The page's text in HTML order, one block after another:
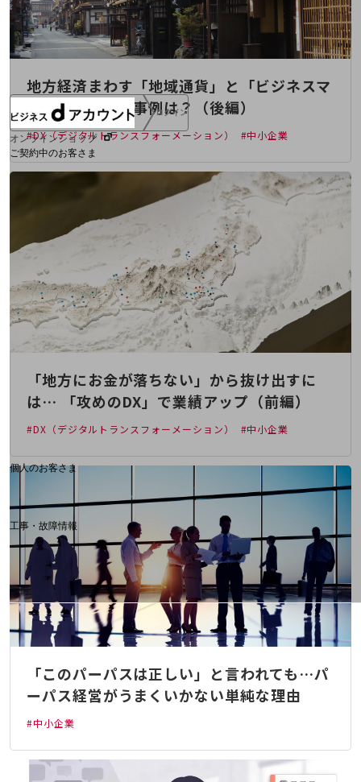
広告
協賛
NTTドコモグループ
ログイン
オンラインショップ
ご契約中のお客さま
ご契約中サービスの一元管理
Web明細(ビリングステーション)
料金分析(ご利用料金管理サービス)
個人のお客さま
OCNなど
工事・故障情報
お客さまサポートサイト
SDPFナレッジセンター
NTTドコモ 通信障害情報
地方経済まわす「地域通貨」と「ビジネスマ
ッチング」成功事例は？（後編）
#DX（デジタルトランスフォーメーション） #中小企業
「地方にお金が落ちない」から抜け出すに
は… 「攻めのDX」で業績アップ（前編）
#DX（デジタルトランスフォーメーション） #中小企業
「このパーパスは正しい」と言われても…パ
ーパス経営がうまくいかない単純な理由
#中小企業